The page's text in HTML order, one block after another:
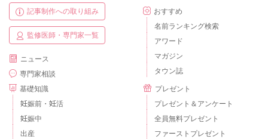
記事制作への取り組み
監修医師・専門家一覧
ニュース
専門家相談
基礎知識
妊娠前・妊活
妊娠中
出産
おすすめ
名前ランキング検索
アワード
マガジン
タウン誌
プレゼント
プレゼント＆アンケート
全員無料プレゼント
ファーストプレゼント